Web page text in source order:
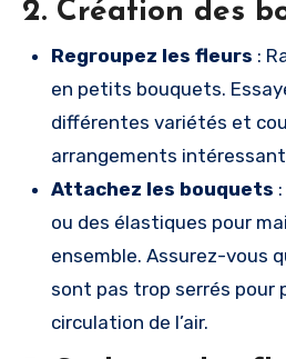
2. Création des
Regroupez les fleurs :
en petits bouquets.
différentes variétés et
arrangements
Attachez les bouquets
ou des élastiques pour
ensemble. Assurez-vous
sont pas trop serrés pour
circulation de l’air.